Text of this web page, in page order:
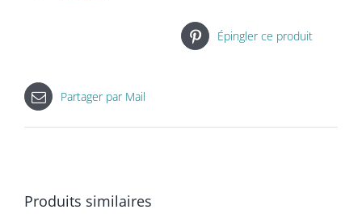
Épingler ce produit
Partager par Mail
Produits similaires